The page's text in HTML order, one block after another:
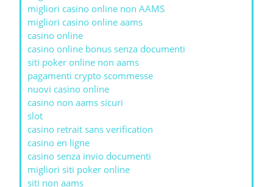
migliori casino online non AAMS
migliori casino online aams
casino online
casino online bonus senza documenti
siti poker online non aams
pagamenti crypto scommesse
nuovi casino online
casino non aams sicuri
slot
casino retrait sans verification
casino en ligne
casino senza invio documenti
migliori siti poker online
siti non aams